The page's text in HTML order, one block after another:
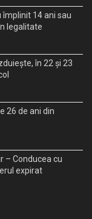
14 ani sau
legalitate
în 22 și 23
26 de ani din
– Conducea cu
expirat